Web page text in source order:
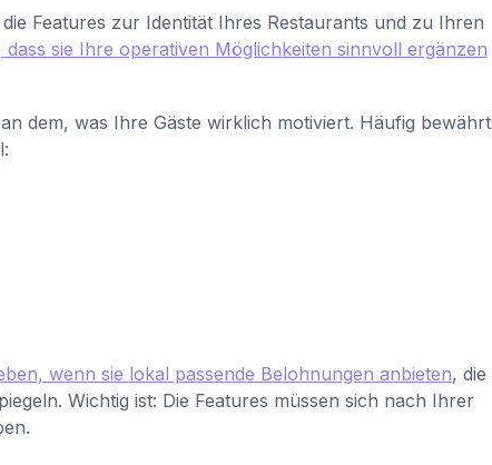
Features zur Identität Ihres Restaurants und zu Ihren
sie Ihre operativen Möglichkeiten sinnvoll ergänzen
dem, was Ihre Gäste wirklich motiviert. Häufig bewährt
wenn sie lokal passende Belohnungen anbieten, die
Wichtig ist: Die Features müssen sich nach Ihrer